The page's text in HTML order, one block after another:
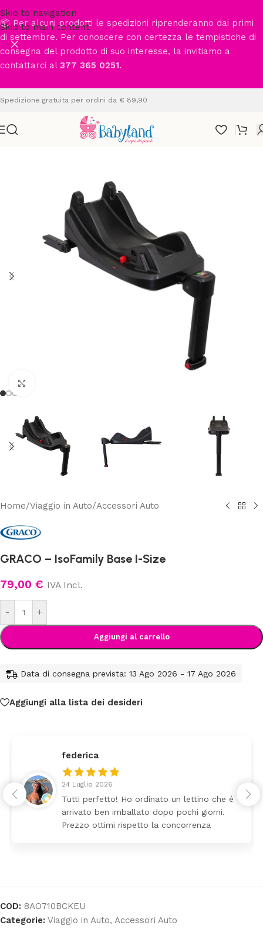
Skip to navigation
Skip to main content
📦 Per alcuni prodotti le spedizioni riprenderanno dai primi
di settembre. Per conoscere con certezza le tempistiche di
consegna del prodotto di suo interesse, la invitiamo a
contattarci al 377 365 0251.
Spedizione gratuita per ordini da € 89,90
Home/Viaggio in Auto/Accessori Auto
GRACO – IsoFamily Base I-Size
79,00 € IVA Incl.
- +
Aggiungi al carrello
Data di consegna prevista: 13 Ago 2026 - 17 Ago 2026
Aggiungi alla lista dei desideri
federica
24 Luglio 2026
Tutti perfetto! Ho ordinato un lettino che é
arrivato ben imballato dopo pochi giorni.
Prezzo ottimi rispetto la concorrenza
COD: 8AO710BCKEU
Categorie: Viaggio in Auto, Accessori Auto